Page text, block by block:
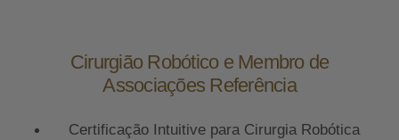
Cirurgião Robótico e Membro de
Associações Referência
Certificação Intuitive para Cirurgia Robótica